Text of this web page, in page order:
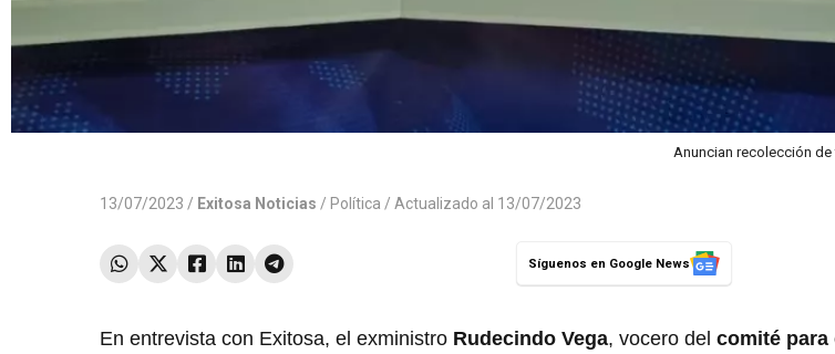
Anuncian recolección de
13/07/2023 / Exitosa Noticias / Política / Actualizado al 13/07/2023
Síguenos en Google News
En entrevista con Exitosa, el exministro Rudecindo Vega, vocero del comité para